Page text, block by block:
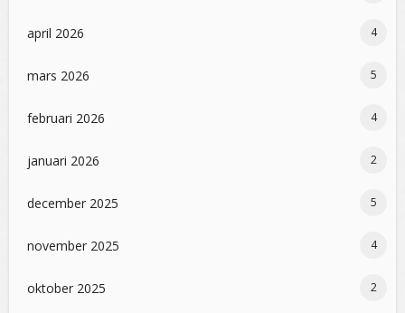
april 2026 4
mars 2026 5
februari 2026 4
januari 2026 2
december 2025 5
november 2025 4
oktober 2025 2